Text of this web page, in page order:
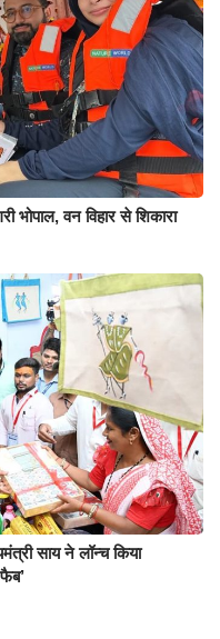
भोपाल, वन विहार से शिकारा
साय ने लॉन्च किया